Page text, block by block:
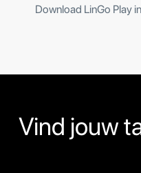
Download LinGo Play
Vind jouw